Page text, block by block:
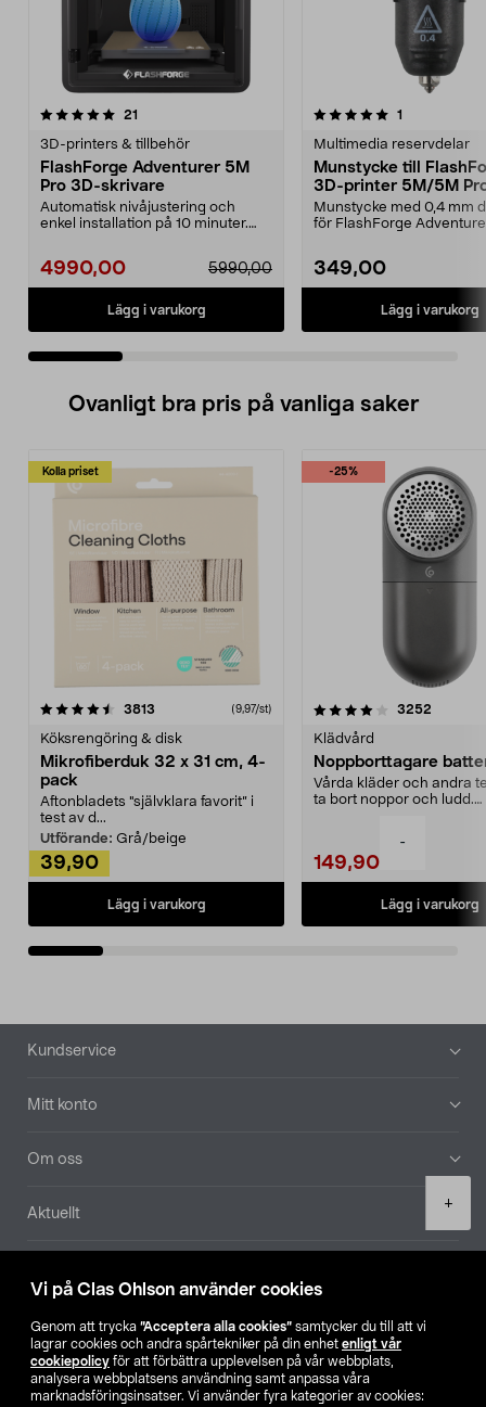
Vi på Clas Ohlson använder cookies
Genom att trycka ”Acceptera alla cookies” samtycker du till att vi
lagrar cookies och andra spårtekniker på din enhet enligt vår
cookiepolicy för att förbättra upplevelsen på vår webbplats,
analysera webbplatsens användning samt anpassa våra
marknadsföringsinsatser. Vi använder fyra kategorier av cookies:
-
+
21
3D-printers & tillbehör
FlashForge Adventurer 5M
Pro 3D-skrivare
Automatisk nivåjustering och
enkel installation på 10 minuter.
4990,00 5990,00
Lägg i varukorg
5.0 av 5 stjärnor 1
Multimedia reservdelar
Munstycke till
3D-printer 5M/5M
Munstycke med 0,4 mm
för FlashForge
349,00
Lägg i varukorg
0.0 av 5 stjärnor
Ovanligt bra pris på vanliga saker
Kolla priset
3813 (9,97/st)
Köksrengöring & disk
Mikrofiberduk 32 x 31 cm, 4-
pack
Aftonbladets "självklara favorit” i
test av d...
Utförande: Grå/beige
39,90
Lägg i varukorg
-25%
4.0av 5 stjärnor 3252
Klädvård
Noppborttagare
Vårda kläder och andra
ta bort noppor och ludd.
149,90
Lägg i varukorg
4.5av 5 stjärnor
Sidfot
Kundservice
Mitt konto
Om oss
Aktuellt
Hitta butik
SE NO FI